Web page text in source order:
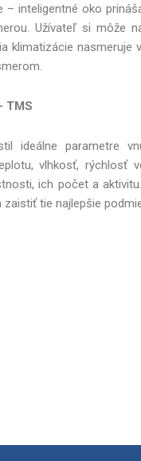
– inteligentné oko
Užívateľ si môže
klimatizácie nasmeruje
TMS
ideálne parametre
vlhkosť, rýchlosť
ich počet a
tie najlepšie